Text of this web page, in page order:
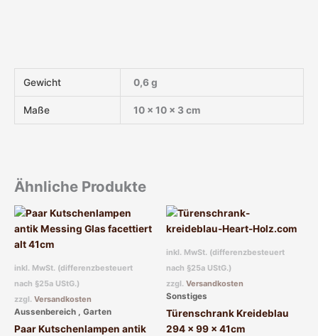
Gewicht 0,6 g
Maße 10 × 10 × 3 cm
Ähnliche Produkte
inkl. MwSt. (differenzbesteuert
nach §25a UStG.)
zzgl. Versandkosten
Aussenbereich , Garten
Paar Kutschenlampen antik
inkl. MwSt. (differenzbesteuert
nach §25a UStG.)
zzgl. Versandkosten
Sonstiges
Türenschrank Kreideblau
294 x 99 x 41cm